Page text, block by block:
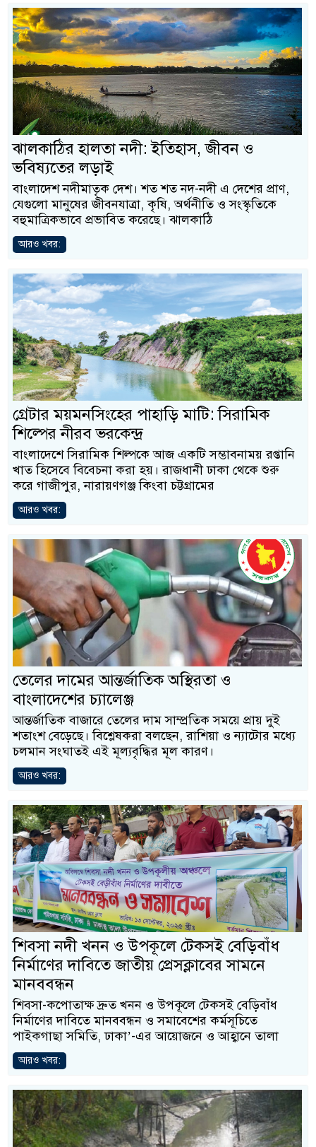
ঝালকাঠির হালতা নদী: ইতিহাস, জীবন ও
ভবিষ্যতের লড়াই
বাংলাদেশ নদীমাতৃক দেশ। শত শত নদ-নদী এ দেশের প্রাণ,
যেগুলো মানুষের জীবনযাত্রা, কৃষি, অর্থনীতি ও সংস্কৃতিকে
বহুমাত্রিকভাবে প্রভাবিত করেছে। ঝালকাঠি
আরও খবর:
গ্রেটার ময়মনসিংহের পাহাড়ি মাটি: সিরামিক
শিল্পের নীরব ভরকেন্দ্র
বাংলাদেশে সিরামিক শিল্পকে আজ একটি সম্ভাবনাময় রপ্তানি
খাত হিসেবে বিবেচনা করা হয়। রাজধানী ঢাকা থেকে শুরু
করে গাজীপুর, নারায়ণগঞ্জ কিংবা চট্টগ্রামের
আরও খবর:
তেলের দামের আন্তর্জাতিক অস্থিরতা ও
বাংলাদেশের চ্যালেঞ্জ
আন্তর্জাতিক বাজারে তেলের দাম সাম্প্রতিক সময়ে প্রায় দুই
শতাংশ বেড়েছে। বিশ্লেষকরা বলছেন, রাশিয়া ও ন্যাটোর মধ্যে
চলমান সংঘাতই এই মূল্যবৃদ্ধির মূল কারণ।
আরও খবর:
শিবসা নদী খনন ও উপকূলে টেকসই বেড়িবাঁধ
নির্মাণের দাবিতে জাতীয় প্রেসক্লাবের সামনে
মানববন্ধন
শিবসা-কপোতাক্ষ দ্রুত খনন ও উপকূলে টেকসই বেড়িবাঁধ
নির্মাণের দাবিতে মানববন্ধন ও সমাবেশের কর্মসূচিতে
পাইকগাছা সমিতি, ঢাকা’-এর আয়োজনে ও আহ্বানে তালা
আরও খবর: